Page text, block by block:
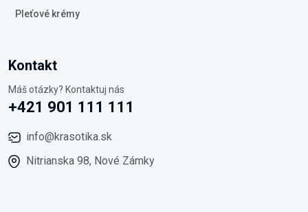
Pleťové krémy
Kontakt
Máš otázky? Kontaktuj nás
+421 901 111 111
info@krasotika.sk
Nitrianska 98, Nové Zámky